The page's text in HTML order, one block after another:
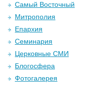
Самый Восточный
Митрополия
Епархия
Семинария
Церковные СМИ
Блогосфера
Фотогалерея